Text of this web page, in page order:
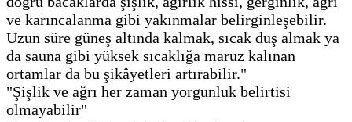
ve karıncalanma gibi yakınmalar belirginleşebilir.
Uzun süre güneş altında kalmak, sıcak duş almak ya
da sauna gibi yüksek sıcaklığa maruz kalınan
ortamlar da bu şikâyetleri artırabilir."
"Şişlik ve ağrı her zaman yorgunluk belirtisi
olmayabilir"